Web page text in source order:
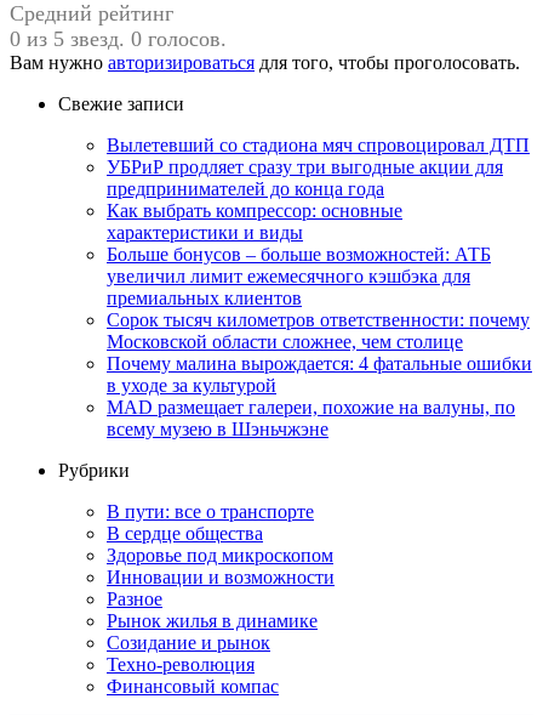
Средний рейтинг
0 из 5 звезд. 0 голосов.
Вам нужно авторизироваться для того, чтобы проголосовать.
Свежие записи
Вылетевший со стадиона мяч спровоцировал ДТП
УБРиР продляет сразу три выгодные акции для
предпринимателей до конца года
Как выбрать компрессор: основные
характеристики и виды
Больше бонусов – больше возможностей: АТБ
увеличил лимит ежемесячного кэшбэка для
премиальных клиентов
Сорок тысяч километров ответственности: почему
Московской области сложнее, чем столице
Почему малина вырождается: 4 фатальные ошибки
в уходе за культурой
MAD размещает галереи, похожие на валуны, по
всему музею в Шэньчжэне
Рубрики
В пути: все о транспорте
В сердце общества
Здоровье под микроскопом
Инновации и возможности
Разное
Рынок жилья в динамике
Созидание и рынок
Техно-революция
Финансовый компас